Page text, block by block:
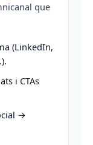
que
(LinkedIn,
i CTAs
→